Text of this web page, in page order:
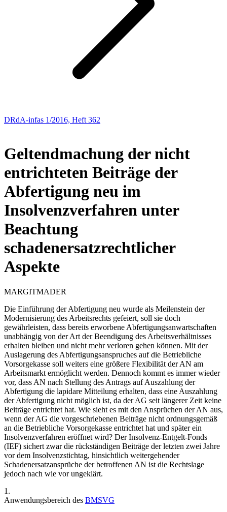
DRdA-infas 1/2016, Heft 362
Geltendmachung der nicht
entrichteten Beiträge der
Abfertigung neu im
Insolvenzverfahren unter
Beachtung
schadenersatzrechtlicher
Aspekte
MARGITMADER
Die Einführung der Abfertigung neu wurde als Meilenstein der
Modernisierung des Arbeitsrechts gefeiert, soll sie doch
gewährleisten, dass bereits erworbene Abfertigungsanwartschaften
unabhängig von der Art der Beendigung des Arbeitsverhältnisses
erhalten bleiben und nicht mehr verloren gehen können. Mit der
Auslagerung des Abfertigungsanspruches auf die Betriebliche
Vorsorgekasse soll weiters eine größere Flexibilität der AN am
Arbeitsmarkt ermöglicht werden. Dennoch kommt es immer wieder
vor, dass AN nach Stellung des Antrags auf Auszahlung der
Abfertigung die lapidare Mitteilung erhalten, dass eine Auszahlung
der Abfertigung nicht möglich ist, da der AG seit längerer Zeit keine
Beiträge entrichtet hat. Wie sieht es mit den Ansprüchen der AN aus,
wenn der AG die vorgeschriebenen Beiträge nicht ordnungsgemäß
an die Betriebliche Vorsorgekasse entrichtet hat und später ein
Insolvenzverfahren eröffnet wird? Der Insolvenz-Entgelt-Fonds
(IEF) sichert zwar die rückständigen Beiträge der letzten zwei Jahre
vor dem Insolvenzstichtag, hinsichtlich weitergehender
Schadenersatzansprüche der betroffenen AN ist die Rechtslage
jedoch nach wie vor ungeklärt.
1.
Anwendungsbereich des BMSVG